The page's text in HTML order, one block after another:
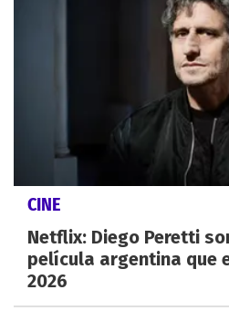
CINE
Netflix: Diego Peretti
película argentina que
2026